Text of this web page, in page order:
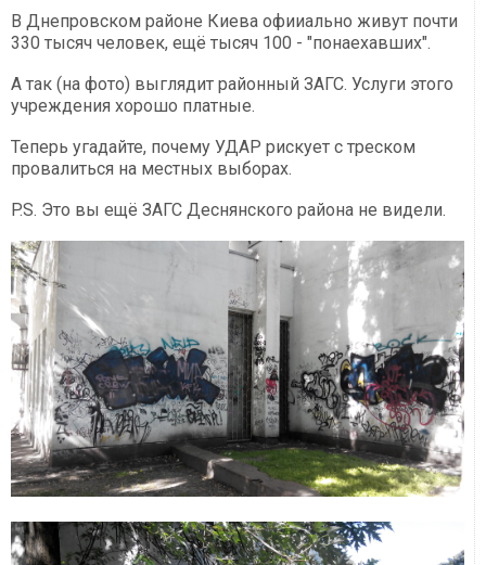
В Днепровском районе Киева офииально живут почти
330 тысяч человек, ещё тысяч 100 - "понаехавших".
А так (на фото) выглядит районный ЗАГС. Услуги этого
учреждения хорошо платные.
Теперь угадайте, почему УДАР рискует с треском
провалиться на местных выборах.
P.S. Это вы ещё ЗАГС Деснянского района не видели.